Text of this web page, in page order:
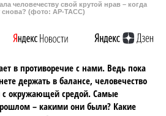
человечеству свой крутой нрав – когда
снова? (фото: АР-ТАСС)
в противоречие с нами. Ведь пока
держать в балансе, человечество
с окружающей средой. Самые
– какими они были? Какие